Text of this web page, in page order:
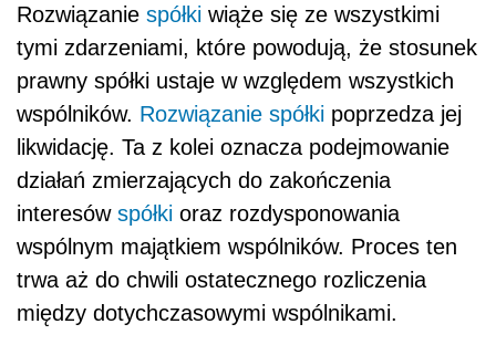
Rozwiązanie spółki wiąże się ze wszystkimi
tymi zdarzeniami, które powodują, że stosunek
prawny spółki ustaje w względem wszystkich
wspólników. Rozwiązanie spółki poprzedza jej
likwidację. Ta z kolei oznacza podejmowanie
działań zmierzających do zakończenia
interesów spółki oraz rozdysponowania
wspólnym majątkiem wspólników. Proces ten
trwa aż do chwili ostatecznego rozliczenia
między dotychczasowymi wspólnikami.